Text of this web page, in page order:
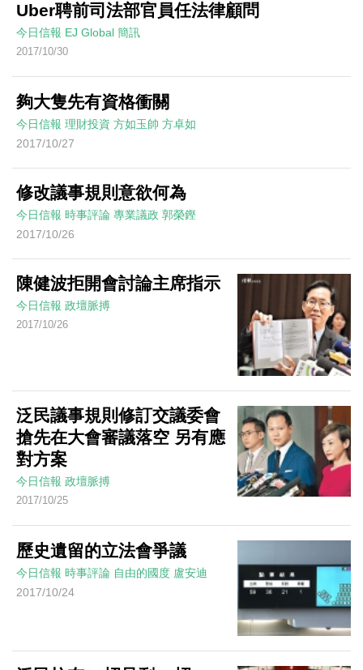
Uber聘前司法部官員任法律顧問
今日信報 EJ Global 簡訊
2017/10/30
夠大隻先有資格衝關
今日信報 理財投資 方如玉帥 方卓如
2017/10/27
修改議事規則意欲何為
今日信報 時事評論 專業議政 郭榮鏗
2017/10/26
陳健波拒開會討論主席指示
今日信報 政壇脈搏
2017/10/26
泛民議事規則修訂交議委會
搶先在大會審議落空 另有應
對方案
今日信報 政壇脈搏
2017/10/25
歷史遺留的立法會爭議
今日信報 時事評論 自由的國度 盧安迪
2017/10/24